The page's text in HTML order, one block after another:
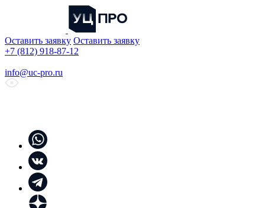
Оставить заявку Оставить заявку
+7 (812) 918-87-12
info@uc-pro.ru